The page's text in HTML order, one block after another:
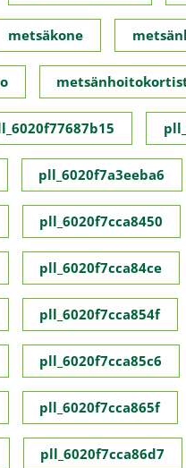
metsäkone
pll_6020f7a3eeba6
pll_6020f7cca8450
pll_6020f7cca84ce
pll_6020f7cca854f
pll_6020f7cca85c6
pll_6020f7cca865f
pll_6020f7cca86d7